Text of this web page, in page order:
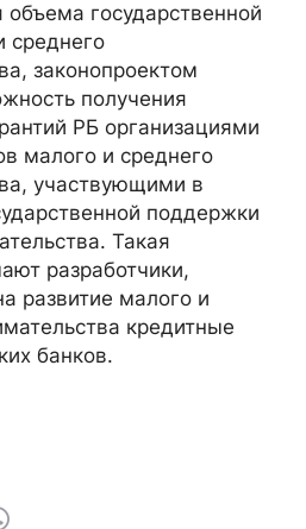
государственной
среднего
законопроектом
получения
РБ организациями
малого и среднего
участвующими в
поддержки
Такая
разработчики,
развитие малого и
кредитные
банков.